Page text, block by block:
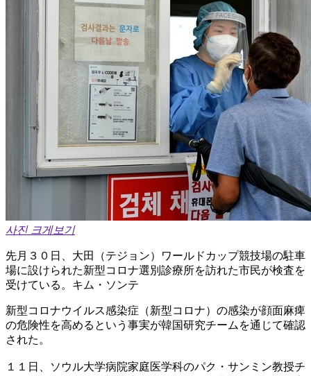
사진 크게보기
先月３０日、大田（テジョン）ワールドカップ競技場の駐車
場に設けられた新型コロナ選別診療所を訪れた市民が検査を
受けている。キム・ソンテ
新型コロナウイルス感染症（新型コロナ）の感染が顔面麻痺
の危険性を高めるという事実が韓国研究チームを通じて確認
された。
１１日、ソウル大学病院家庭医学科のパク・サンミン教授チ